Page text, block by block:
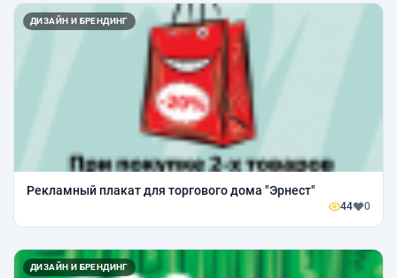
ДИЗАЙН И БРЕНДИНГ
Рекламный плакат для торгового дома "Эрнест"
44 0
ДИЗАЙН И БРЕНДИНГ